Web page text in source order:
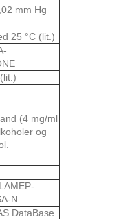
mm Hg
25 °C (lit.)
(4 mg/ml
og
N
DataBase